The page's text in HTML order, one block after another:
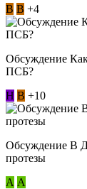
В В +4
Обсуждение
ПСБ?
Н В +10
Обсуждение В
протезы
А А